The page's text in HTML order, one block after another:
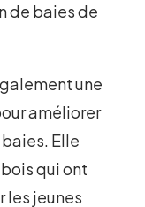
de baies de
une
améliorer
Elle
qui ont
les jeunes